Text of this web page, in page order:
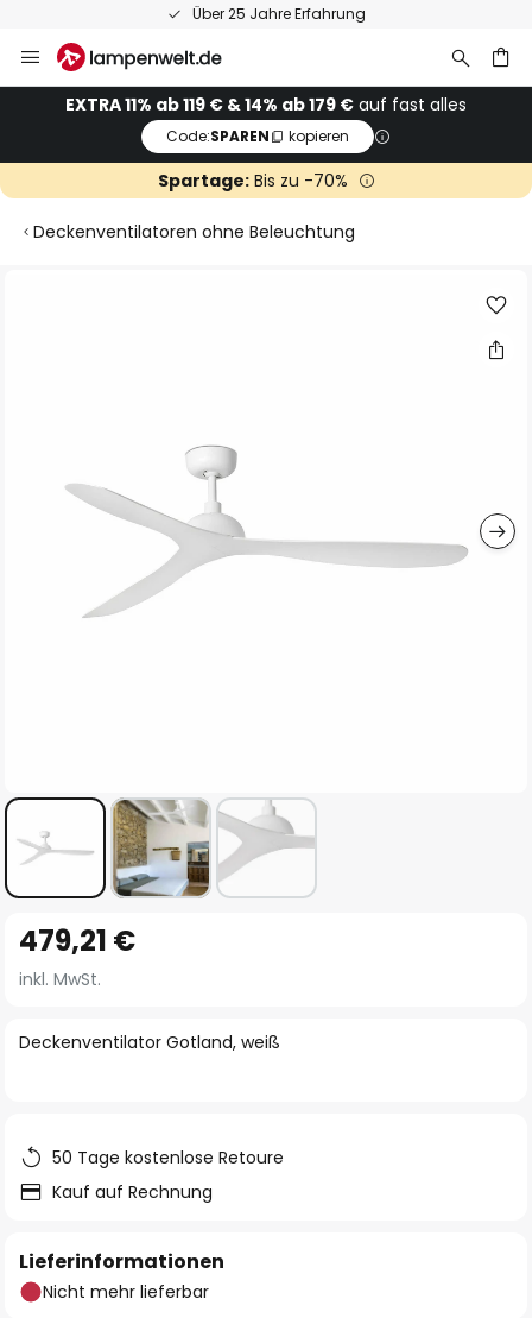
Über 25 Jahre Erfahrung
Inhalt
springenEXTRA 11% ab 119 € & 14% ab 179 € auf fast alles
Code:SPAREN kopieren
Spartage:Bis zu -70%
Deckenventilatoren ohne Beleuchtung
Anfang
der
springen
Deckenventilator Gotland, weiß
479,21 €
inkl. MwSt.
50 Tage kostenlose Retoure
Kauf auf Rechnung
Lieferinformationen
Nicht mehr lieferbar